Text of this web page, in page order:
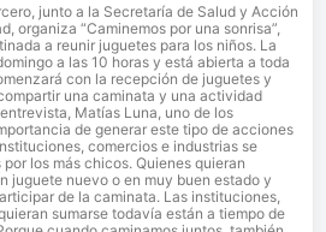
junto a la Secretaría de Salud y Acción
organiza “Caminemos por una sonrisa”,
a reunir juguetes para los niños. La
a las 10 horas y está abierta a toda
con la recepción de juguetes y
una caminata y una actividad
Matías Luna, uno de los
de generar este tipo de acciones
comercios e industrias se
los más chicos. Quienes quieran
juguete nuevo o en muy buen estado y
de la caminata. Las instituciones,
sumarse todavía están a tiempo de